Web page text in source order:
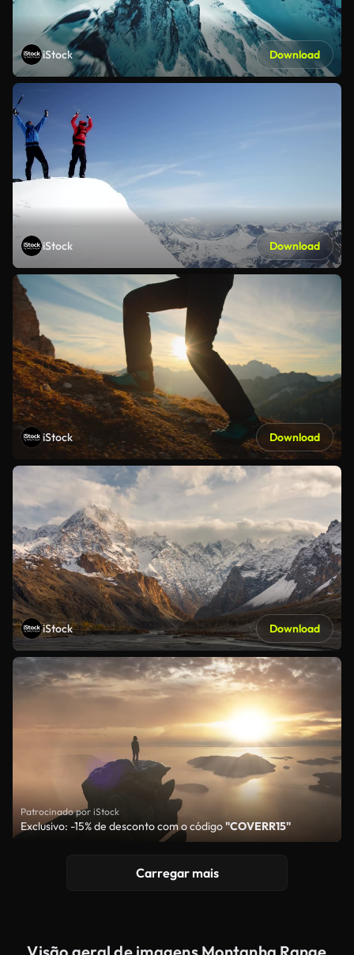
iStock Download
iStock Download
iStock Download
iStock Download
Patrocinado por iStock
Exclusivo: -15% de desconto com o código"COVERR15"
Carregar mais